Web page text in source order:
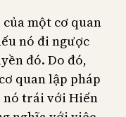
một cơ quan
nó đi ngược
đó. Do đó,
quan lập pháp
nó trái với Hiến